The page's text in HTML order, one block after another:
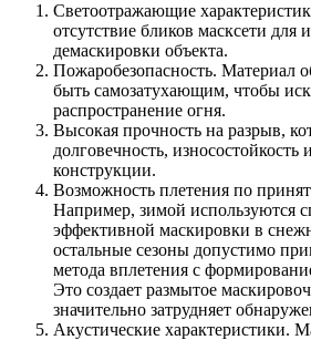
Светоотражающие
отсутствие бликов масксети для
демаскировки объекта.
Пожаробезопасность. Материал
быть самозатухающим, чтобы
распространение огня.
Высокая прочность на разрыв,
долговечность, износостойкость
конструкции.
Возможность плетения по
Например, зимой используются
эффективной маскировки в
остальные сезоны допустимо
метода вплетения с
Это создает размытое
значительно затрудняет
Акустические характеристики.